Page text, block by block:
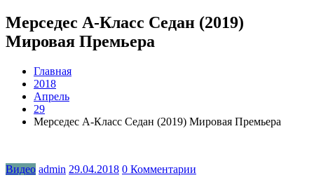
Мерседес A-Класс Седан (2019)
Мировая Премьера
Главная
2018
Апрель
29
Мерседес A-Класс Седан (2019) Мировая Премьера
Видео admin 29.04.2018 0 Комментарии